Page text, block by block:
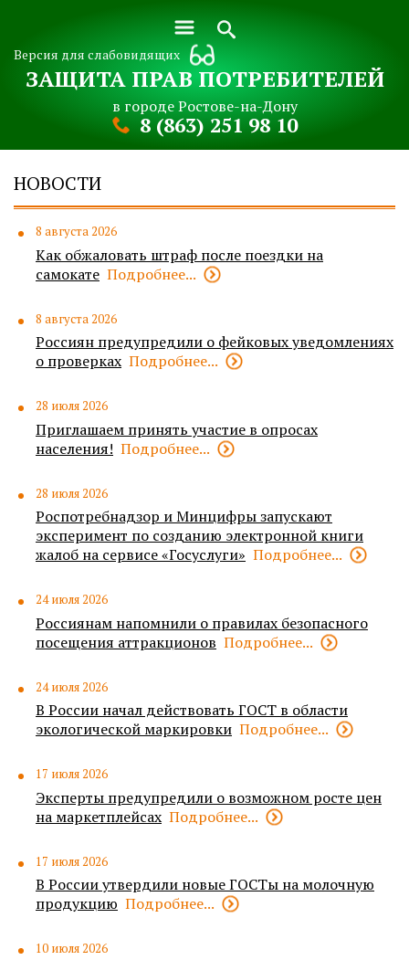
Версия для слабовидящих
ЗАЩИТА ПРАВ ПОТРЕБИТЕЛЕЙ
в городе Ростове-на-Дону
8 (863) 251 98 10
НОВОСТИ
8 августа 2026
Как обжаловать штраф после поездки на
самокате Подробнее...
8 августа 2026
Россиян предупредили о фейковых уведомлениях
о проверках Подробнее...
28 июля 2026
Приглашаем принять участие в опросах
населения! Подробнее...
28 июля 2026
Роспотребнадзор и Минцифры запускают
эксперимент по созданию электронной книги
жалоб на сервисе «Госуслуги» Подробнее...
24 июля 2026
Россиянам напомнили о правилах безопасного
посещения аттракционов Подробнее...
24 июля 2026
В России начал действовать ГОСТ в области
экологической маркировки Подробнее...
17 июля 2026
Эксперты предупредили о возможном росте цен
на маркетплейсах Подробнее...
17 июля 2026
В России утвердили новые ГОСТы на молочную
продукцию Подробнее...
10 июля 2026